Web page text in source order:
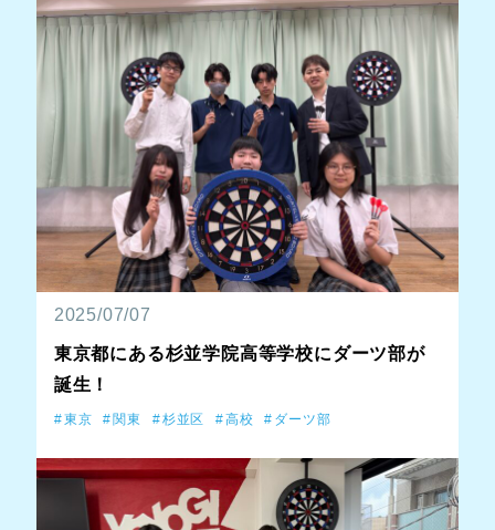
2025/07/07
東京都にある杉並学院高等学校にダーツ部が
誕生！
東京 関東 杉並区 高校 ダーツ部